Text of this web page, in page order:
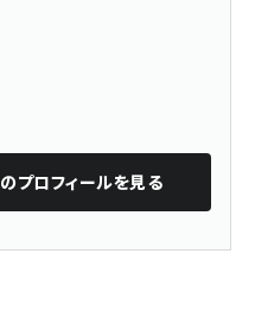
のプロフィールを見る